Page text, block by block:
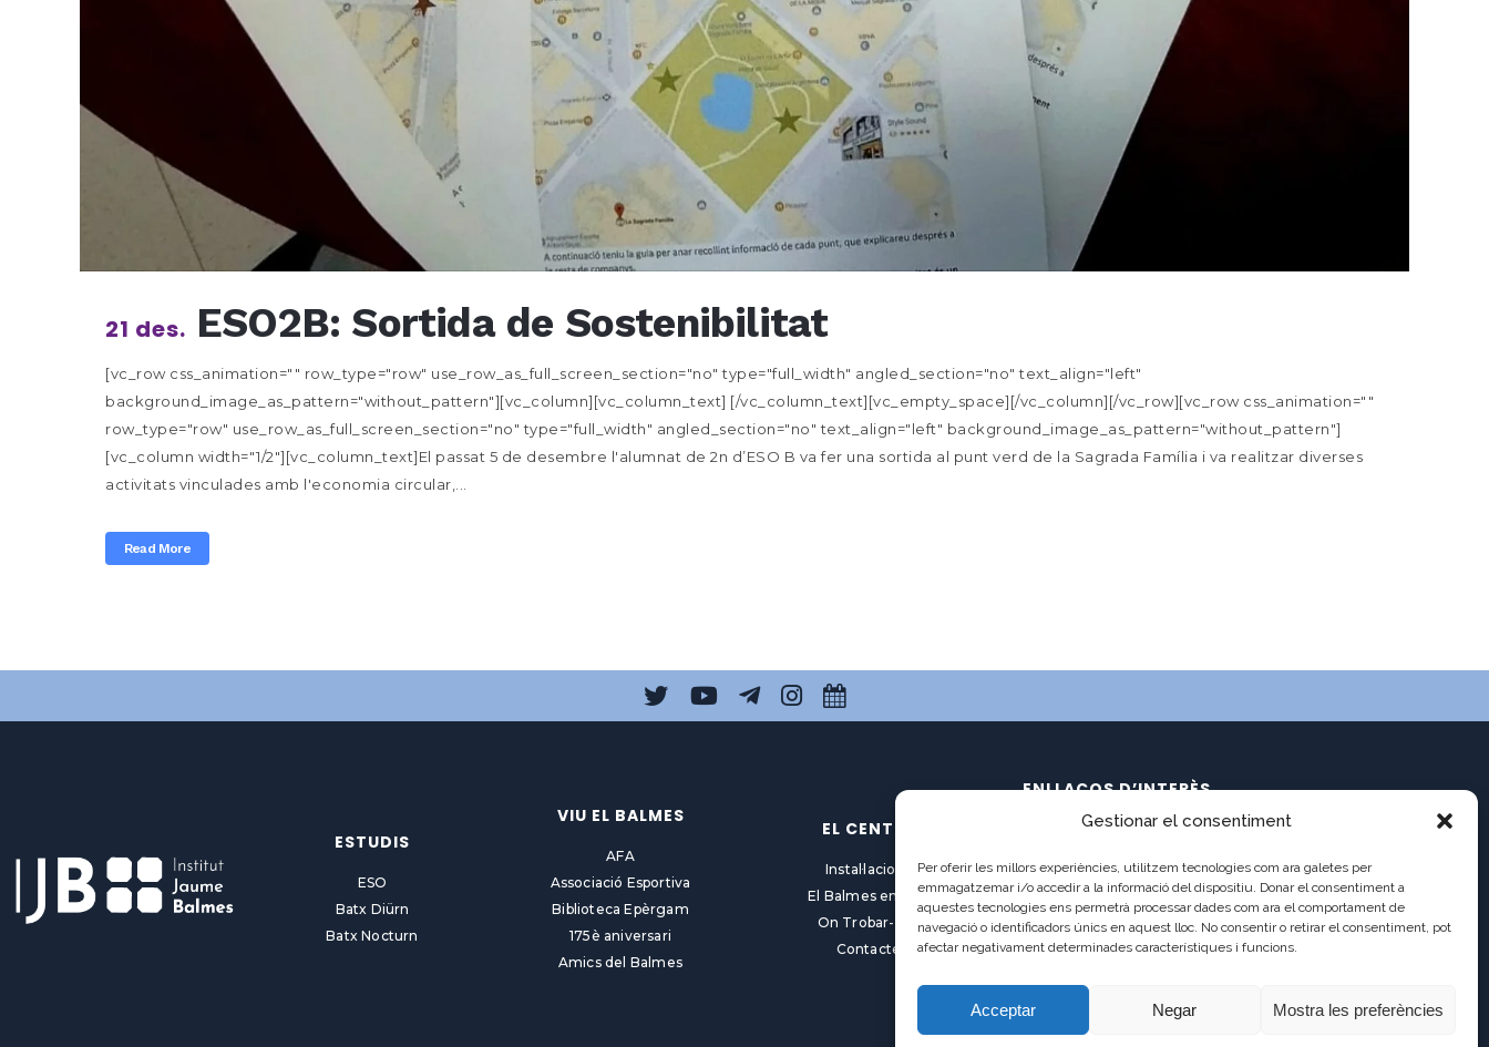
Gestionar el consentiment
Per oferir les millors experiències, utilitzem tecnologies com ara galetes per
emmagatzemar i/o accedir a la informació del dispositiu. Donar el consentiment a
aquestes tecnologies ens permetrà processar dades com ara el comportament de
navegació o identificadors únics en aquest lloc. No consentir o retirar el consentiment, pot
afectar negativament determinades característiques i funcions.
Acceptar Negar Mostra les preferències
21 des. ESO2B: Sortida de Sostenibilitat
[vc_row css_animation="" row_type="row" use_row_as_full_screen_section="no" type="full_width" angled_section="no" text_align="left"
background_image_as_pattern="without_pattern"][vc_column][vc_column_text] [/vc_column_text][vc_empty_space][/vc_column][/vc_row][vc_row css_animation=""
row_type="row" use_row_as_full_screen_section="no" type="full_width" angled_section="no" text_align="left" background_image_as_pattern="without_pattern"]
[vc_column width="1/2"][vc_column_text]El passat 5 de desembre l'alumnat de 2n d’ESO B va fer una sortida al punt verd de la Sagrada Família i va realitzar diverses
activitats vinculades amb l'economia circular,...
Read More
ESTUDIS
ESO
Batx Diürn
Batx Nocturn
VIU EL BALMES
AFA
Associació Esportiva
Biblioteca Epèrgam
175è aniversari
Amics del Balmes
EL CENTRE
Instal·lacions
El Balmes en línia
On Trobar-nos
Contacte
ENLLAÇOS D’INTERÈS
Calendari
Ràdio Balmes
Balmes TV2
Balmes TV (antic)
Antic Lloc Web
08009 Barcelona
a8013111@xtec.cat